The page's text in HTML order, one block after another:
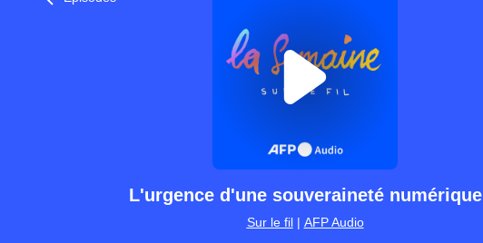
L'urgence d'une souveraineté numérique
Sur le fil | AFP Audio